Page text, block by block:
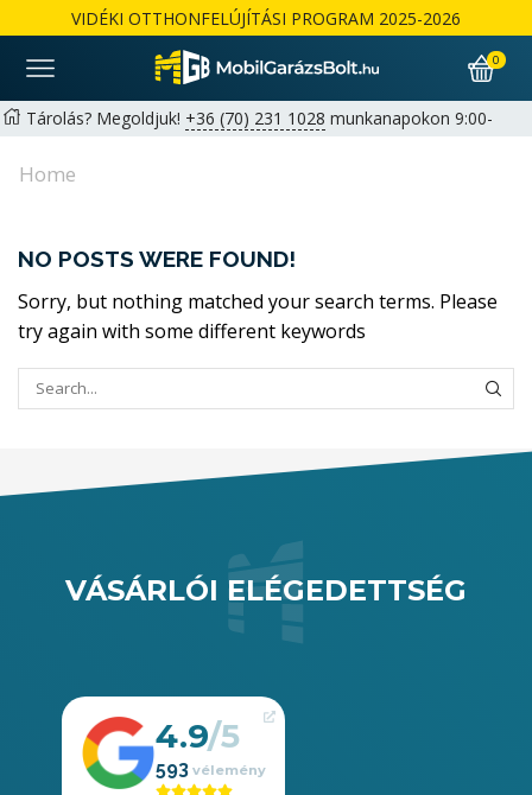
VIDÉKI OTTHONFELÚJÍTÁSI PROGRAM 2025-2026
0
Tárolás? Megoldjuk! +36 (70) 231 1028 munkanapokon 9:00-
Ingyenes szállítás és összeszerelés az ország egész területén
cégeknek -Részletek
Home
NO POSTS WERE FOUND!
Sorry, but nothing matched your search terms. Please
try again with some different keywords
VÁSÁRLÓI ELÉGEDETTSÉG
4.9
593